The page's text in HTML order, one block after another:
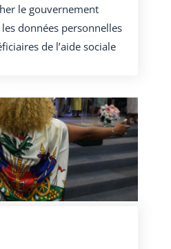
le gouvernement
données personnelles
de l’aide sociale